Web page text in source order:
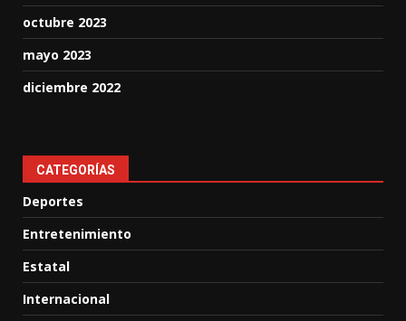
octubre 2023
mayo 2023
diciembre 2022
CATEGORÍAS
Deportes
Entretenimiento
Estatal
Internacional